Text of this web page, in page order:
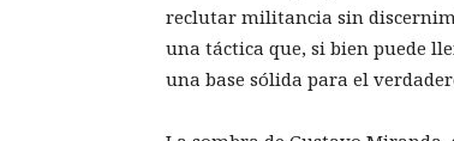
reclutar militancia sin
una táctica que, si bien puede
una base sólida para el